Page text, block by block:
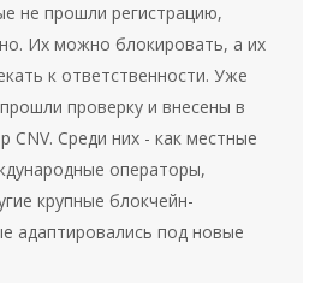
не прошли регистрацию,
Их можно блокировать, а их
к ответственности. Уже
проверку и внесены в
CNV. Среди них - как местные
операторы,
крупные блокчейн-
адаптировались под новые